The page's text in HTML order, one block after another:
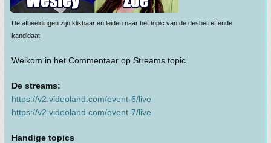
De afbeeldingen zijn klikbaar en leiden naar het topic van de desbetreffende
kandidaat
Welkom in het Commentaar op Streams topic.
De streams:
https://v2.videoland.com/event-6/live
https://v2.videoland.com/event-7/live
Handige topics